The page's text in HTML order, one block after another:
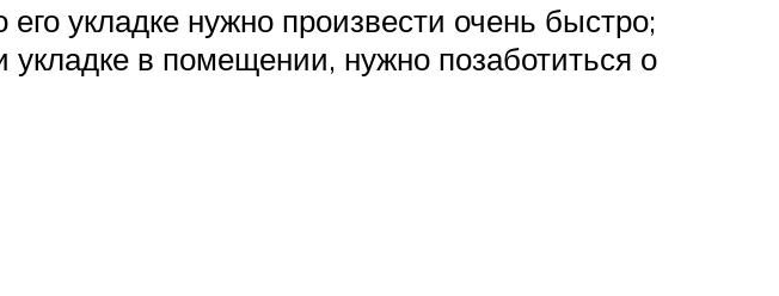
укладке нужно произвести очень быстро;
в помещении, нужно позаботиться о